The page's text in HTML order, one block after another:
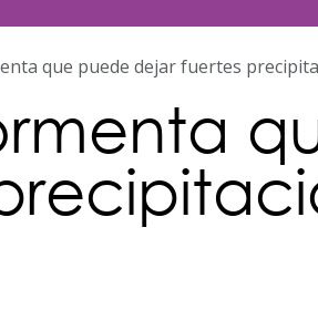
que puede dejar fuertes